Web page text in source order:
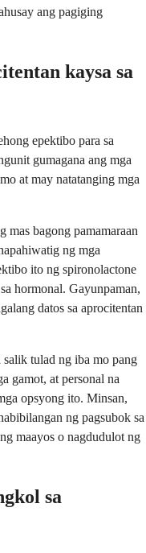
ang pagiging
kaysa sa
epektibo para sa
gumagana ang mga
at may natatanging mga
mas bagong pamamaraan
ng mga
ito ng spironolactone
hormonal. Gayunpaman,
datos sa aprocitentan
tulad ng iba mo pang
gamot, at personal na
opsyong ito. Minsan,
ng pagsubok sa
maayos o nagdudulot ng
sa